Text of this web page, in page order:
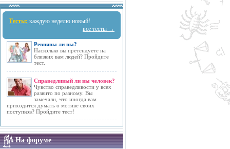
Тесты: каждую неделю новый!
все тесты →
Ревнивы ли вы?
Насколько вы претендуете на
близких вам людей? Пройдите
тест.
Справедливый ли вы человек?
Чувство справедливости у всех
развито по разному. Вы
замечали, что иногда вам
приходится думать о мотиве своих
поступков? Пройдите тест!
На форуме